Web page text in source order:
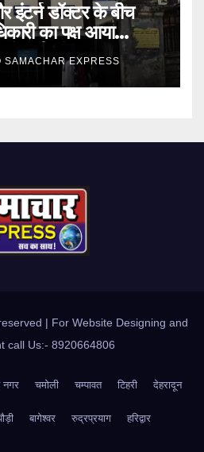
इंटर्न डॉक्टर के बीच
का पक्ष आया
की मांग
SAMACHAR EXPRESS
| For Website Designing and
call Us:- 8920664806
नगर चमोली चम्पावत टिहरी देहरादून
बागेश्वर रुद्रप्रयाग हरिद्वार